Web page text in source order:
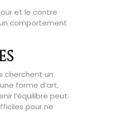
et le contre
comportement
cherchent un
forme d’art,
l’équilibre peut
pour ne